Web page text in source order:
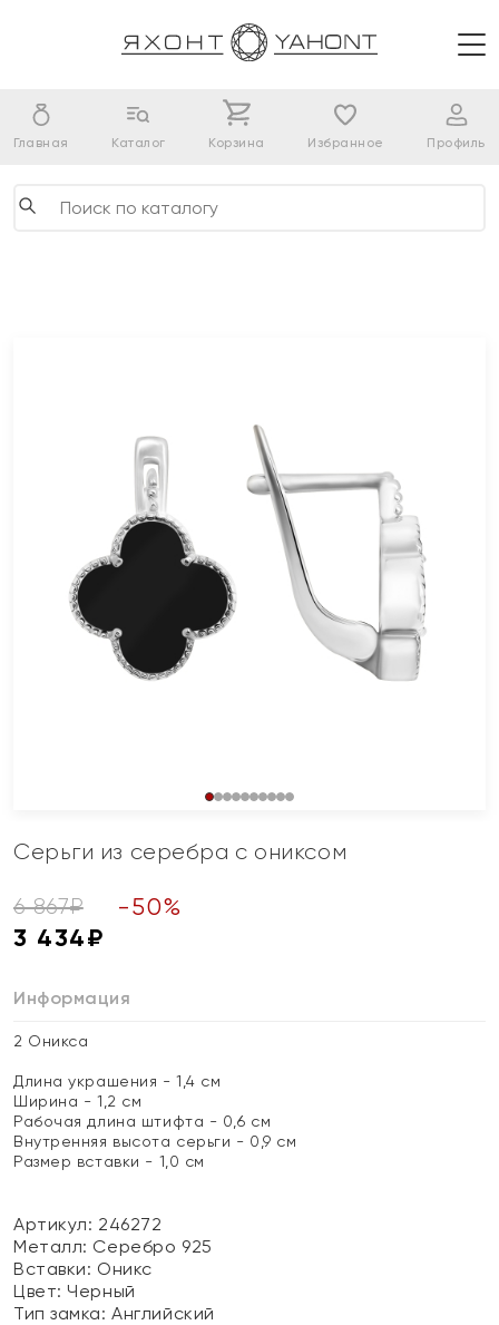
Главная Каталог Корзина Избранное Профиль
Серьги из серебра с ониксом
6 867₽ -50%
3 434₽
Информация
2 Оникса
Длина украшения - 1,4 см
Ширина - 1,2 см
Рабочая длина штифта - 0,6 см
Внутренняя высота серьги - 0,9 см
Размер вставки - 1,0 см
Артикул: 246272
Металл: Серебро 925
Вставки: Оникс
Цвет:Черный
Тип замка:Английский